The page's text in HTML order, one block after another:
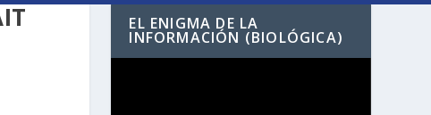
EL ENIGMA DE LA
INFORMACIÓN (BIOLÓGICA)